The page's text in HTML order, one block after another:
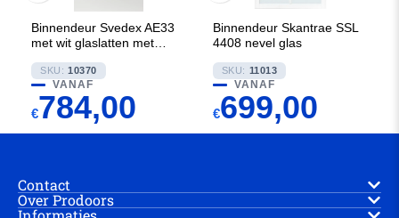
Binnendeur Svedex AE33
met wit glaslatten met
blanke rand
SKU: 10370
VANAF
€784,00
Binnendeur Skantrae SSL
4408 nevel glas
SKU: 11013
VANAF
€699,00
Contact
Over Prodoors